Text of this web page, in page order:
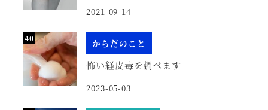
2021-09-14
からだのこと
怖い経皮毒を調べます
2023-05-03